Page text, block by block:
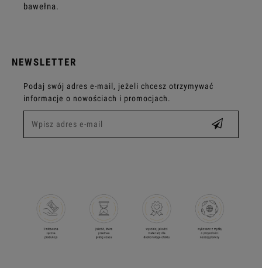
bawełna.
NEWSLETTER
Podaj swój adres e-mail, jeżeli chcesz otrzymywać
informacje o nowościach i promocjach.